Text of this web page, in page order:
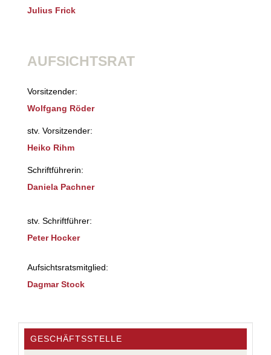
Julius Frick
AUFSICHTSRAT
Vorsitzender:
Wolfgang Röder
stv. Vorsitzender:
Heiko Rihm
Schriftführerin:
Daniela Pachner
stv. Schriftführer:
Peter Hocker
Aufsichtsratsmitglied:
Dagmar Stock
GESCHÄFTSSTELLE